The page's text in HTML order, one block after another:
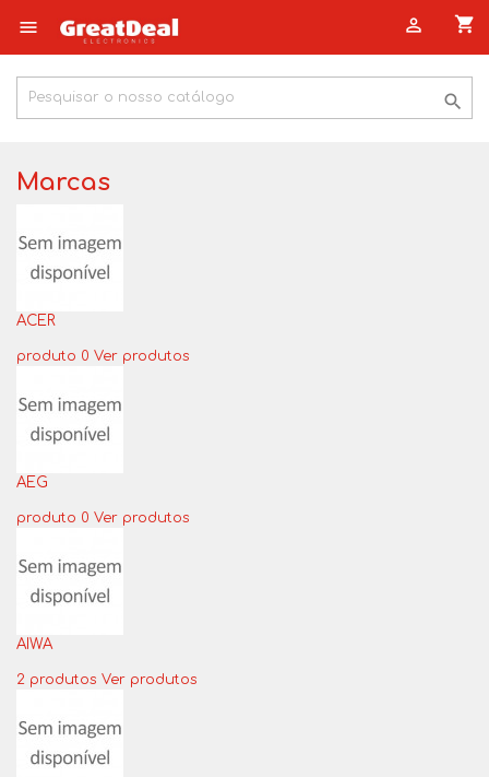
 shopping_cart


Marcas
ACER
produto 0 Ver produtos
AEG
produto 0 Ver produtos
AIWA
2 produtos Ver produtos